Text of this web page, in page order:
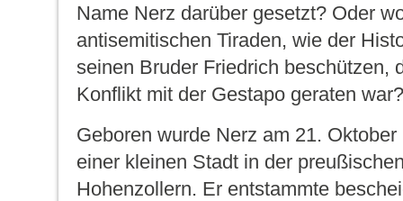
Name Nerz darüber gesetzt? Oder
antisemitischen Tiraden, wie der
seinen Bruder Friedrich beschützen,
Konflikt mit der Gestapo geraten war?
Geboren wurde Nerz am 21.
einer kleinen Stadt in der
Hohenzollern. Er entstammte